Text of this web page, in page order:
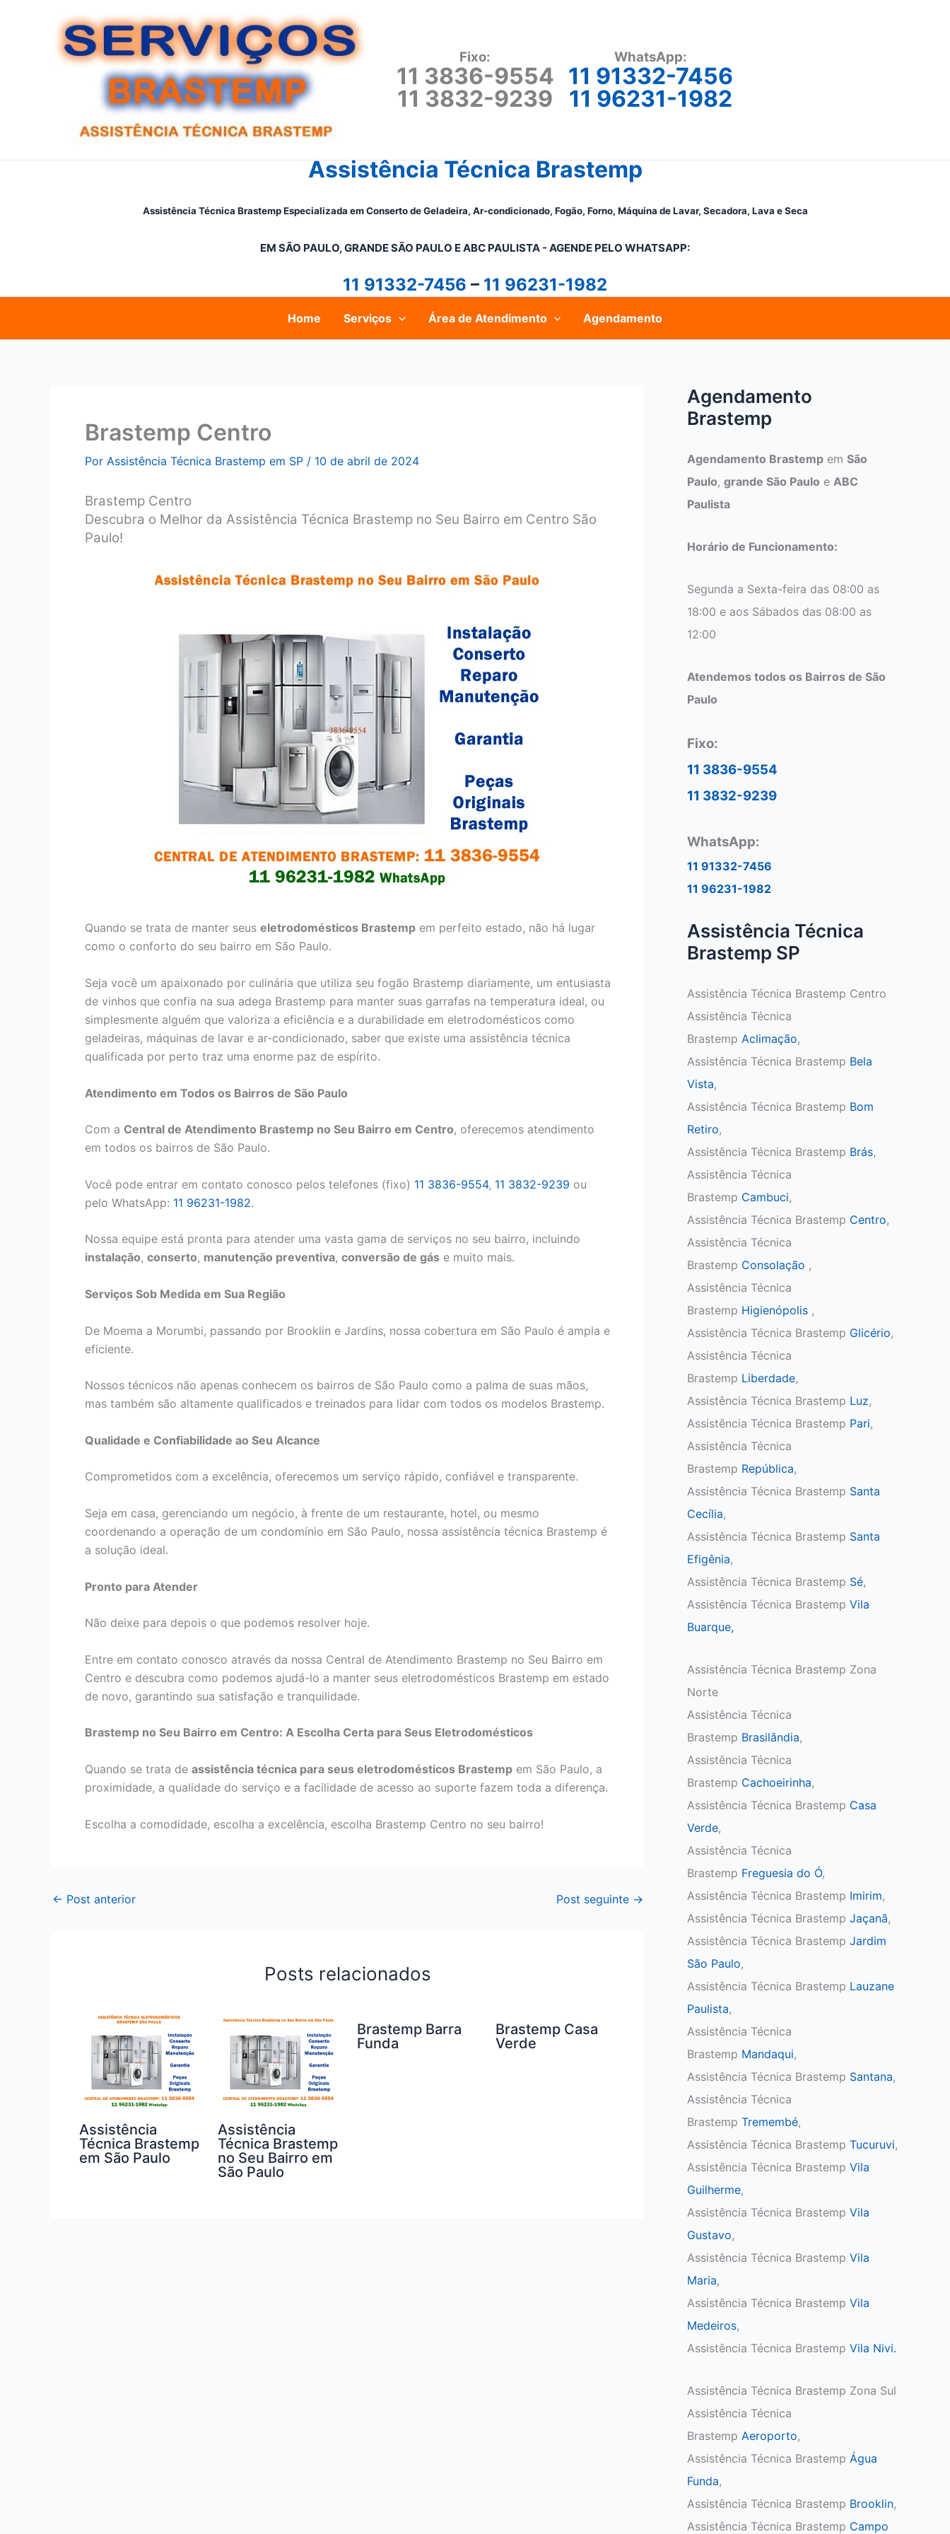
Fixo:
11 3836-9554
11 3832-9239
WhatsApp:
11 91332-7456
11 96231-1982
Assistência Técnica Brastemp
Assistência Técnica Brastemp Especializada em Conserto de Geladeira, Ar-condicionado, Fogão, Forno, Máquina de Lavar, Secadora, Lava e Seca
EM SÃO PAULO, GRANDE SÃO PAULO E ABC PAULISTA - AGENDE PELO WHATSAPP:
11 91332-7456 – 11 96231-1982
Home Serviços Área de Atendimento Agendamento
Brastemp Centro
Por Assistência Técnica Brastemp em SP / 10 de abril de 2024
Brastemp Centro
Descubra o Melhor da Assistência Técnica Brastemp no Seu Bairro em Centro São
Paulo!
Quando se trata de manter seus eletrodomésticos Brastemp em perfeito estado, não há lugar
como o conforto do seu bairro em São Paulo.
Seja você um apaixonado por culinária que utiliza seu fogão Brastemp diariamente, um entusiasta
de vinhos que confia na sua adega Brastemp para manter suas garrafas na temperatura ideal, ou
simplesmente alguém que valoriza a eficiência e a durabilidade em eletrodomésticos como
geladeiras, máquinas de lavar e ar-condicionado, saber que existe uma assistência técnica
qualificada por perto traz uma enorme paz de espírito.
Atendimento em Todos os Bairros de São Paulo
Com a Central de Atendimento Brastemp no Seu Bairro em Centro, oferecemos atendimento
em todos os bairros de São Paulo.
Você pode entrar em contato conosco pelos telefones (fixo) 11 3836-9554, 11 3832-9239 ou
pelo WhatsApp: 11 96231-1982.
Nossa equipe está pronta para atender uma vasta gama de serviços no seu bairro, incluindo
instalação, conserto, manutenção preventiva, conversão de gás e muito mais.
Serviços Sob Medida em Sua Região
De Moema a Morumbi, passando por Brooklin e Jardins, nossa cobertura em São Paulo é ampla e
eficiente.
Nossos técnicos não apenas conhecem os bairros de São Paulo como a palma de suas mãos,
mas também são altamente qualificados e treinados para lidar com todos os modelos Brastemp.
Qualidade e Confiabilidade ao Seu Alcance
Comprometidos com a excelência, oferecemos um serviço rápido, confiável e transparente.
Seja em casa, gerenciando um negócio, à frente de um restaurante, hotel, ou mesmo
coordenando a operação de um condomínio em São Paulo, nossa assistência técnica Brastemp é
a solução ideal.
Pronto para Atender
Não deixe para depois o que podemos resolver hoje.
Entre em contato conosco através da nossa Central de Atendimento Brastemp no Seu Bairro em
Centro e descubra como podemos ajudá-lo a manter seus eletrodomésticos Brastemp em estado
de novo, garantindo sua satisfação e tranquilidade.
Brastemp no Seu Bairro em Centro: A Escolha Certa para Seus Eletrodomésticos
Quando se trata de assistência técnica para seus eletrodomésticos Brastemp em São Paulo, a
proximidade, a qualidade do serviço e a facilidade de acesso ao suporte fazem toda a diferença.
Escolha a comodidade, escolha a excelência, escolha Brastemp Centro no seu bairro!
← Post anterior Post seguinte →
Posts relacionados
Assistência
Técnica Brastemp
em São Paulo
Assistência
Técnica Brastemp
no Seu Bairro em
São Paulo
Brastemp Barra
Funda
Brastemp Casa
Verde
Agendamento
Brastemp
Agendamento Brastemp em São
Paulo, grande São Paulo e ABC
Paulista
Horário de Funcionamento:
Segunda a Sexta-feira das 08:00 as
18:00 e aos Sábados das 08:00 as
12:00
Atendemos todos os Bairros de São
Paulo
Fixo:
11 3836-9554
11 3832-9239
WhatsApp:
11 91332-7456
11 96231-1982
Assistência Técnica
Brastemp SP
Assistência Técnica Brastemp Centro
Assistência Técnica
Brastemp Aclimação,
Assistência Técnica Brastemp Bela
Vista,
Assistência Técnica Brastemp Bom
Retiro,
Assistência Técnica Brastemp Brás,
Assistência Técnica
Brastemp Cambuci,
Assistência Técnica Brastemp Centro,
Assistência Técnica
Brastemp Consolação ,
Assistência Técnica
Brastemp Higienópolis ,
Assistência Técnica Brastemp Glicério,
Assistência Técnica
Brastemp Liberdade,
Assistência Técnica Brastemp Luz,
Assistência Técnica Brastemp Pari,
Assistência Técnica
Brastemp República,
Assistência Técnica Brastemp Santa
Cecília,
Assistência Técnica Brastemp Santa
Efigênia,
Assistência Técnica Brastemp Sé,
Assistência Técnica Brastemp Vila
Buarque,
Assistência Técnica Brastemp Zona
Norte
Assistência Técnica
Brastemp Brasilândia,
Assistência Técnica
Brastemp Cachoeirinha,
Assistência Técnica Brastemp Casa
Verde,
Assistência Técnica
Brastemp Freguesia do Ó,
Assistência Técnica Brastemp Imirim,
Assistência Técnica Brastemp Jaçanã,
Assistência Técnica Brastemp Jardim
São Paulo,
Assistência Técnica Brastemp Lauzane
Paulista,
Assistência Técnica
Brastemp Mandaqui,
Assistência Técnica Brastemp Santana,
Assistência Técnica
Brastemp Tremembé,
Assistência Técnica Brastemp Tucuruvi,
Assistência Técnica Brastemp Vila
Guilherme,
Assistência Técnica Brastemp Vila
Gustavo,
Assistência Técnica Brastemp Vila
Maria,
Assistência Técnica Brastemp Vila
Medeiros,
Assistência Técnica Brastemp Vila Nivi.
Assistência Técnica Brastemp Zona Sul
Assistência Técnica
Brastemp Aeroporto,
Assistência Técnica Brastemp Água
Funda,
Assistência Técnica Brastemp Brooklin,
Assistência Técnica Brastemp Campo